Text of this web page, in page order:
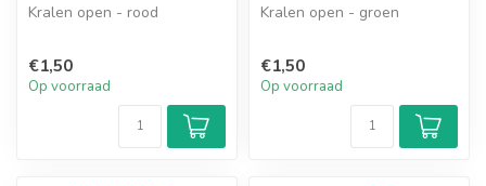
Kralen open - rood
€1,50
Op voorraad
Kralen open - groen
€1,50
Op voorraad